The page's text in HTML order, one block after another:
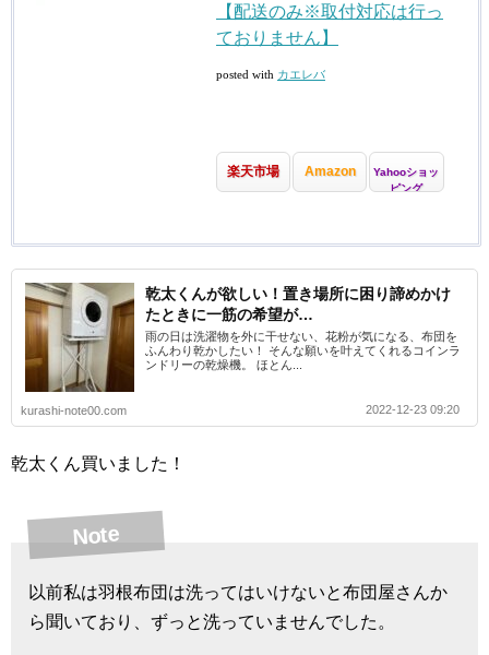
【配送のみ※取付対応は行っ
ておりません】
posted with カエレバ
楽天市場 Amazon
Yahooショッ
ピング
乾太くんが欲しい！置き場所に困り諦めかけ
たときに一筋の希望が…
雨の日は洗濯物を外に干せない、花粉が気になる、布団を
ふんわり乾かしたい！ そんな願いを叶えてくれるコインラ
ンドリーの乾燥機。 ほとん...
kurashi-note00.com 2022-12-23 09:20
乾太くん買いました！
Note
以前私は羽根布団は洗ってはいけないと布団屋さんか
ら聞いており、ずっと洗っていませんでした。